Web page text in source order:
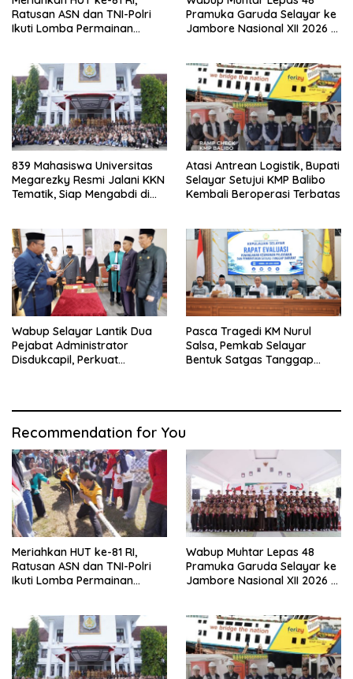
Ratusan ASN dan TNI-Polri
Ikuti Lomba Permainan
Pramuka Garuda Selayar ke
Jambore Nasional XII 2026 di
839 Mahasiswa Universitas
Megarezky Resmi Jalani KKN
Tematik, Siap Mengabdi di
Atasi Antrean Logistik, Bupati
Selayar Setujui KMP Balibo
Kembali Beroperasi Terbatas
Wabup Selayar Lantik Dua
Pejabat Administrator
Disdukcapil, Perkuat
Pasca Tragedi KM Nurul
Salsa, Pemkab Selayar
Bentuk Satgas Tanggap
Recommendation for You
Meriahkan HUT ke-81 RI,
Ratusan ASN dan TNI-Polri
Ikuti Lomba Permainan
Wabup Muhtar Lepas 48
Pramuka Garuda Selayar ke
Jambore Nasional XII 2026 di